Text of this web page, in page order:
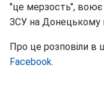
"це мерзость", воює
ЗСУ на Донецькому
Про це розповіли в
Facebook.